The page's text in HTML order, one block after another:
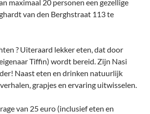
maximaal 20 personen een gezellige
van den Berghstraat 113 te
? Uiteraard lekker eten, dat door
Tiffin) wordt bereid. Zijn Nasi
Naast eten en drinken natuurlijk
grapjes en ervaring uitwisselen.
van 25 euro (inclusief eten en